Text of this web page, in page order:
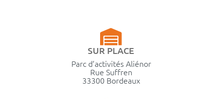
SUR PLACE
Parc d’activités Aliénor
Rue Suffren
33300 Bordeaux